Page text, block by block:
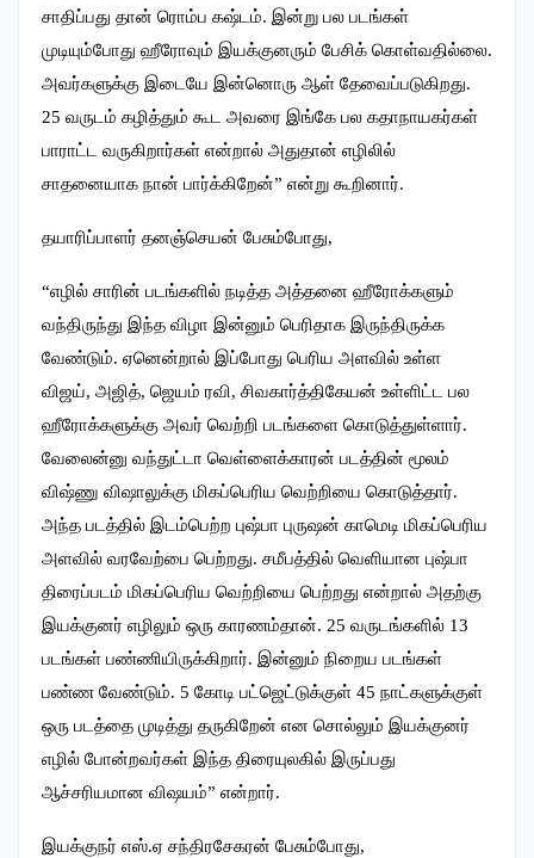
சாதிப்பது தான் ரொம்ப கஷ்டம். இன்று பல படங்கள்
முடியும்போது ஹீரோவும் இயக்குனரும் பேசிக் கொள்வதில்லை.
அவர்களுக்கு இடையே இன்னொரு ஆள் தேவைப்படுகிறது.
25 வருடம் கழித்தும் கூட அவரை இங்கே பல கதாநாயகர்கள்
பாராட்ட வருகிறார்கள் என்றால் அதுதான் எழிலில்
சாதனையாக நான் பார்க்கிறேன்” என்று கூறினார்.
தயாரிப்பாளர் தனஞ்செயன் பேசும்போது,
“எழில் சாரின் படங்களில் நடித்த அத்தனை ஹீரோக்களும்
வந்திருந்து இந்த விழா இன்னும் பெரிதாக இருந்திருக்க
வேண்டும். ஏனென்றால் இப்போது பெரிய அளவில் உள்ள
விஜய், அஜித், ஜெயம் ரவி, சிவகார்த்திகேயன் உள்ளிட்ட பல
ஹீரோக்களுக்கு அவர் வெற்றி படங்களை கொடுத்துள்ளார்.
வேலைன்னு வந்துட்டா வெள்ளைக்காரன் படத்தின் மூலம்
விஷ்ணு விஷாலுக்கு மிகப்பெரிய வெற்றியை கொடுத்தார்.
அந்த படத்தில் இடம்பெற்ற புஷ்பா புருஷன் காமெடி மிகப்பெரிய
அளவில் வரவேற்பை பெற்றது. சமீபத்தில் வெளியான புஷ்பா
திரைப்படம் மிகப்பெரிய வெற்றியை பெற்றது என்றால் அதற்கு
இயக்குனர் எழிலும் ஒரு காரணம்தான். 25 வருடங்களில் 13
படங்கள் பண்ணியிருக்கிறார். இன்னும் நிறைய படங்கள்
பண்ண வேண்டும். 5 கோடி பட்ஜெட்டுக்குள் 45 நாட்களுக்குள்
ஒரு படத்தை முடித்து தருகிறேன் என சொல்லும் இயக்குனர்
எழில் போன்றவர்கள் இந்த திரையுலகில் இருப்பது
ஆச்சரியமான விஷயம்” என்றார்.
இயக்குநர் எஸ்.ஏ சந்திரசேகரன் பேசும்போது,